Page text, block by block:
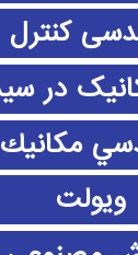
کنترل
در
مكانيك
ویولت